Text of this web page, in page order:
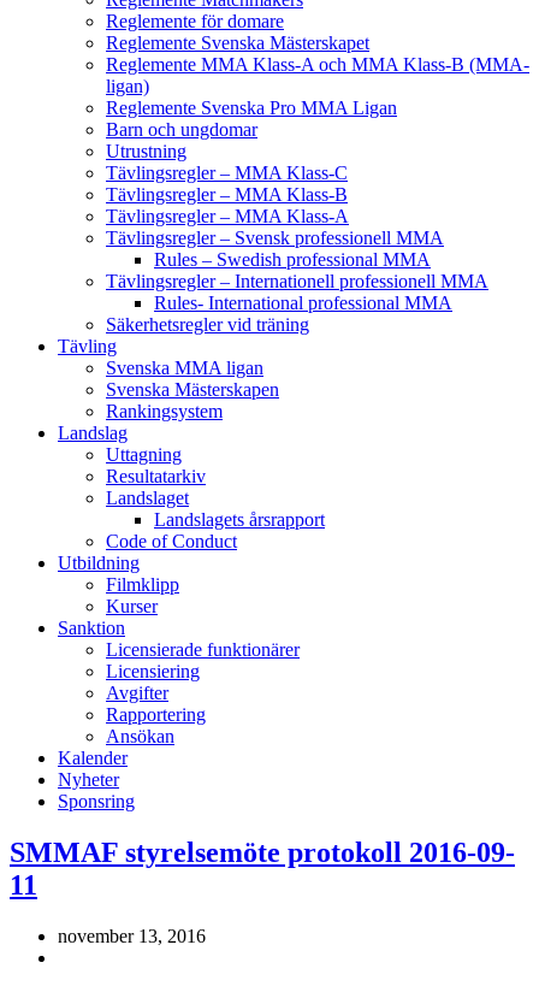
Reglemente för domare
Reglemente Svenska Mästerskapet
Reglemente MMA Klass-A och MMA Klass-B (MMA-
ligan)
Reglemente Svenska Pro MMA Ligan
Barn och ungdomar
Utrustning
Tävlingsregler – MMA Klass-C
Tävlingsregler – MMA Klass-B
Tävlingsregler – MMA Klass-A
Tävlingsregler – Svensk professionell MMA
Rules – Swedish professional MMA
Tävlingsregler – Internationell professionell MMA
Rules- International professional MMA
Säkerhetsregler vid träning
Tävling
Svenska MMA ligan
Svenska Mästerskapen
Rankingsystem
Landslag
Uttagning
Resultatarkiv
Landslaget
Landslagets årsrapport
Code of Conduct
Utbildning
Filmklipp
Kurser
Sanktion
Licensierade funktionärer
Licensiering
Avgifter
Rapportering
Ansökan
Kalender
Nyheter
Sponsring
SMMAF styrelsemöte protokoll 2016-09-
11
november 13, 2016